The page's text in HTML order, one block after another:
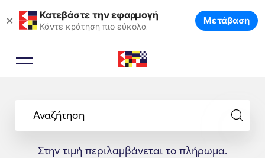
× Κατεβάστε την εφαρμογή
Κάντε κράτηση πιο εύκολα Μετάβαση
Αναζήτηση
Στην τιμή περιλαμβάνεται το πλήρωμα.